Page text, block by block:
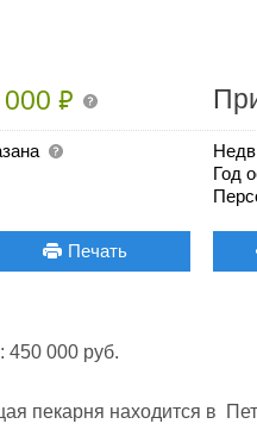
000₽
Год
Печать
450 000 руб.